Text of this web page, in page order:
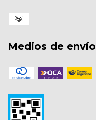
Medios de envío